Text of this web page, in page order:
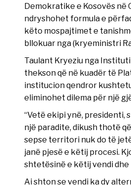
Demokratike e Kosovës në
ndryshohet formula e
këto mospajtimet e
bllokuar nga (kryeministri
Taulant Kryeziu nga
thekson që në kuadër të
institucion qendror
eliminohet dilema për një
“Vetë ekipi ynë, presidenti,
një paradite, dikush thotë
sepse territori nuk do të
janë pjesë e këtij procesi.
shtetësinë e këtij vendi
Ai shton se vendi ka dy